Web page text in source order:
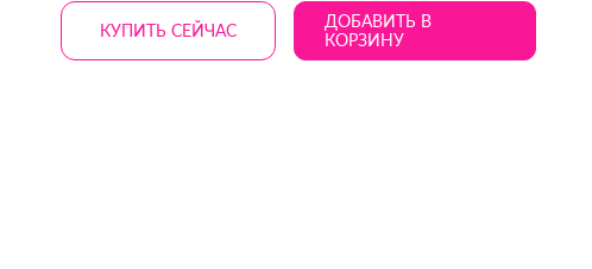
КУПИТЬ СЕЙЧАС
ДОБАВИТЬ В
КОРЗИНУ